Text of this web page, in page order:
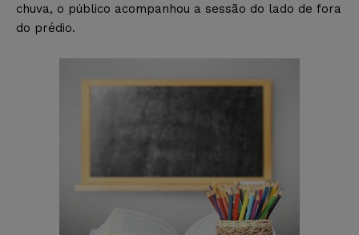
chuva, o público acompanhou a sessão do lado de fora
do prédio.